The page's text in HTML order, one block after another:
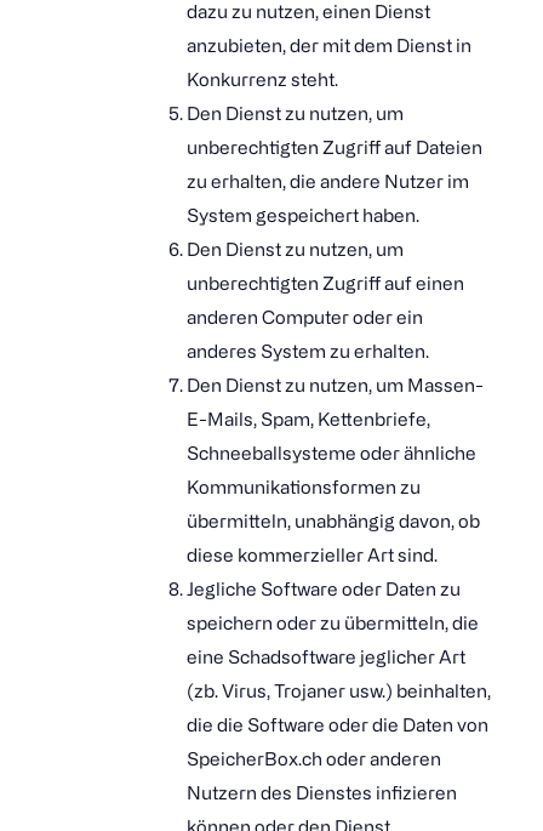
dazu zu nutzen, einen Dienst
anzubieten, der mit dem Dienst in
Konkurrenz steht.
Den Dienst zu nutzen, um
unberechtigten Zugriff auf Dateien
zu erhalten, die andere Nutzer im
System gespeichert haben.
Den Dienst zu nutzen, um
unberechtigten Zugriff auf einen
anderen Computer oder ein
anderes System zu erhalten.
Den Dienst zu nutzen, um Massen-
E-Mails, Spam, Kettenbriefe,
Schneeballsysteme oder ähnliche
Kommunikationsformen zu
übermitteln, unabhängig davon, ob
diese kommerzieller Art sind.
Jegliche Software oder Daten zu
speichern oder zu übermitteln, die
eine Schadsoftware jeglicher Art
(zb. Virus, Trojaner usw.) beinhalten,
die die Software oder die Daten von
SpeicherBox.ch oder anderen
Nutzern des Dienstes infizieren
können oder den Dienst